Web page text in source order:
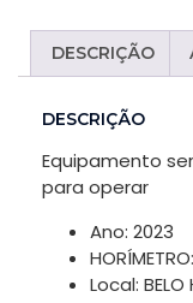
DESCRIÇÃO
DESCRIÇÃO
Equipamento
para operar
Ano: 2023
Local: BELO
In pedido
for our
para
perform as
well as
possible
during SEU
visit. If you
refuse